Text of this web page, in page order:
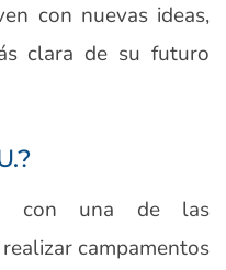
con nuevas ideas,
clara de su futuro
con una de las
campamentos